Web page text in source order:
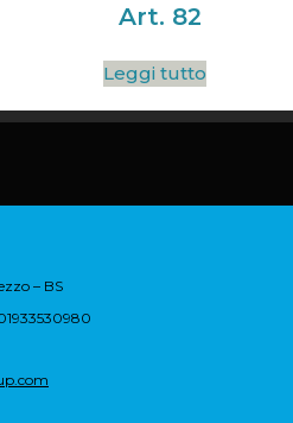
Art. 82
Leggi tutto
– BS